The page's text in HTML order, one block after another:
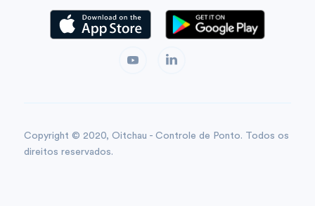
Copyright © 2020, Oitchau - Controle de Ponto. Todos os
direitos reservados.